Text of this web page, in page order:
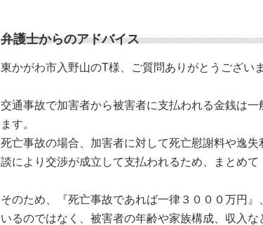
弁護士からのアドバイス
東かがわ市入野山のT様、ご質問ありがとうございま
交通事故で加害者から被害者に支払われる金銭は
ます。
死亡事故の場合、加害者に対して死亡慰謝料や逸
談により交渉が成立して支払われるため、まとめて
そのため、『死亡事故であれば一律３０００万円
いるのではなく、被害者の年齢や家族構成、収入な